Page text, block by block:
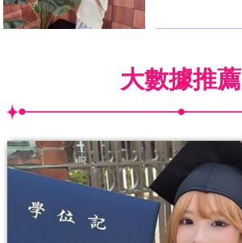
大數據推薦